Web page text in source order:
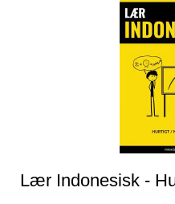
Lær Indonesisk -